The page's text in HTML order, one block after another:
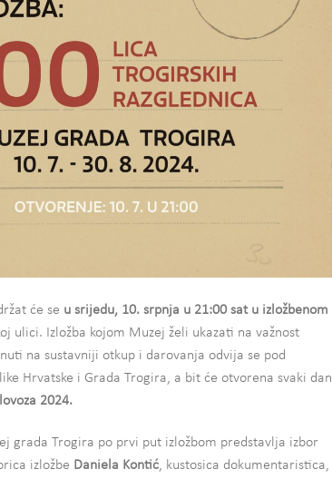
će se u srijedu, 10. srpnja u 21:00 sat u izložbenom
ulici. Izložba kojom Muzej želi ukazati na važnost
na sustavniji otkup i darovanja odvija se pod
Hrvatske i Grada Trogira, a bit će otvorena svaki dan
2024.
grada Trogira po prvi put izložbom predstavlja izbor
izložbe Daniela Kontić, kustosica dokumentaristica,